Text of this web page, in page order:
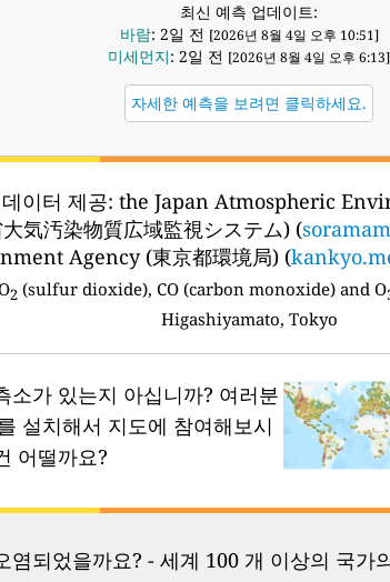
최신 예측 업데이트:
바람: 2일 전 [2026년 8월 4일 오후 10:51]
미세먼지: 2일 전 [2026년 8월 4일 오후 6:13]
자세한 예측을 보려면 클릭하세요.
이터 제공: the Japan Atmospheric
気汚染物質広域監視システム) (
Agency (東京都環境局) (
2 (sulfur dioxide), CO (carbon monoxide) and O
Higashiyamato, Tokyo
소가 있는지 아십니까? 여러분
설치해서 지도에 참여해보시
어떨까요?
염되었을까요? - 세계 100 개 이상의 국가